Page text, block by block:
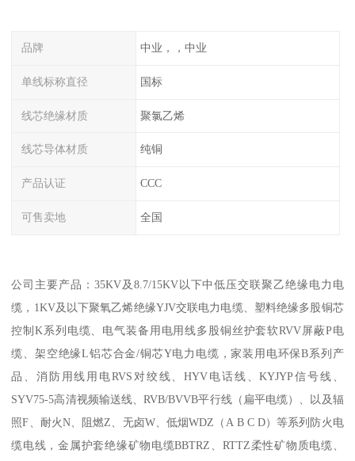
品牌 中业，，中业
单线标称直径 国标
线芯绝缘材质 聚氯乙烯
线芯导体材质 纯铜
产品认证 CCC
可售卖地 全国
公司主要产品：35KV及8.7/15KV以下中低压交联聚乙绝缘电力电
缆，1KV及以下聚氧乙烯绝缘YJV交联电力电缆、塑料绝缘多股铜芯
控制K系列电缆、电气装备用电用线多股铜丝护套软RVV屏蔽P电
缆、架空绝缘L铝芯合金/铜芯Y电力电缆，家装用电环保B系列产
品、消防用线用电RVS对绞线、HYV电话线、KYJYP信号线、
SYV75-5高清视频输送线、RVB/BVVB平行线（扁平电缆）、以及辐
照F、耐火N、阻燃Z、无卤W、低烟WDZ（A B C D）等系列防火电
缆电线，金属护套绝缘矿物电缆BBTRZ、RTTZ柔性矿物质电缆、